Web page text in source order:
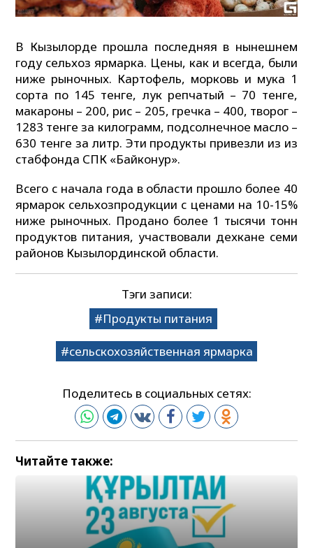
В Кызылорде прошла последняя в нынешнем
году сельхоз ярмарка. Цены, как и всегда, были
ниже рыночных. Картофель, морковь и мука 1
сорта по 145 тенге, лук репчатый – 70 тенге,
макароны – 200, рис – 205, гречка – 400, творог –
1283 тенге за килограмм, подсолнечное масло –
630 тенге за литр. Эти продукты привезли из из
стабфонда СПК «Байконур».
Всего с начала года в области прошло более 40
ярмарок сельхозпродукции с ценами на 10-15%
ниже рыночных. Продано более 1 тысячи тонн
продуктов питания, участвовали дехкане семи
районов Кызылординской области.
Тэги записи:
Продукты питания
сельскохозяйственная ярмарка
Поделитесь в социальных сетях:
Читайте также: